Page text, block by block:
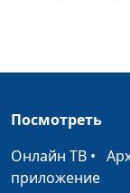
Бог говорит
знамения
Посмотреть
Онлайн ТВ •
приложение